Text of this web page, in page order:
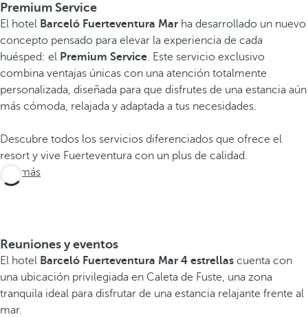
Premium Service
El hotel Barceló Fuerteventura Mar ha desarrollado un nuevo
concepto pensado para elevar la experiencia de cada
huésped: el Premium Service. Este servicio exclusivo
combina ventajas únicas con una atención totalmente
personalizada, diseñada para que disfrutes de una estancia aún
más cómoda, relajada y adaptada a tus necesidades.
Descubre todos los servicios diferenciados que ofrece el
resort y vive Fuerteventura con un plus de calidad.
Ver más
Reuniones y eventos
El hotel Barceló Fuerteventura Mar 4 estrellas cuenta con
una ubicación privilegiada en Caleta de Fuste, una zona
tranquila ideal para disfrutar de una estancia relajante frente al
mar.